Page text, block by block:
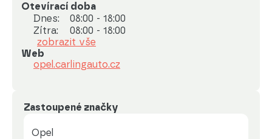
Otevírací doba
Dnes:
08:00 - 18:00
Zítra:
08:00 - 18:00
zobrazit vše
Web
opel.carlingauto.cz
Zastoupené značky
Opel